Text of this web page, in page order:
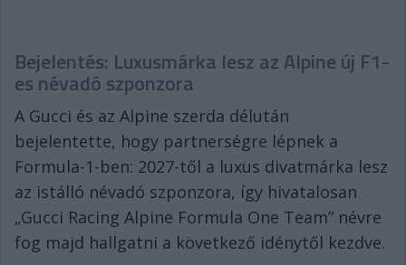
Bejelentés: Luxusmárka lesz az Alpine új F1-
es névadó szponzora
A Gucci és az Alpine szerda délután
bejelentette, hogy partnerségre lépnek a
Formula-1-ben: 2027-től a luxus divatmárka lesz
az istálló névadó szponzora, így hivatalosan
„Gucci Racing Alpine Formula One Team” névre
fog majd hallgatni a következő idénytől kezdve.